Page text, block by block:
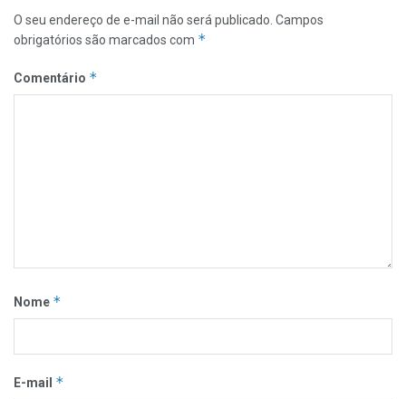
O seu endereço de e-mail não será publicado. Campos
obrigatórios são marcados com *
Comentário *
Nome *
E-mail *